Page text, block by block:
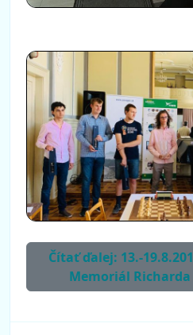
Čítať ďalej: 13.-
Memoriál